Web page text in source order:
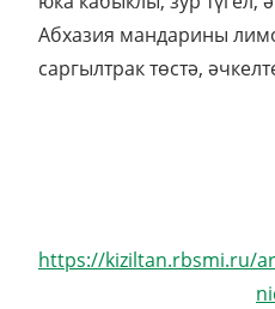
Абхазия мандарины
саргылтрак төстә,
https://kiziltan.rbsmi.ru/